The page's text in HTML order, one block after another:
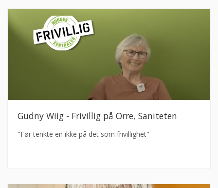
Gudny Wiig - Frivillig på Orre, Saniteten
"Før tenkte en ikke på det som frivillighet"